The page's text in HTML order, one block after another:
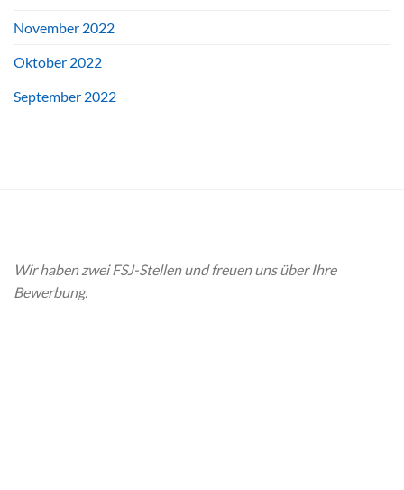
November 2022
Oktober 2022
September 2022
Wir haben zwei FSJ-Stellen und freuen uns über Ihre
Bewerbung.